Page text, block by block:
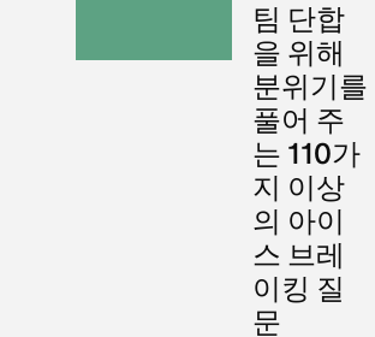
팀 단합
을 위해
분위기를
풀어 주
는 110가
지 이상
의 아이
스 브레
이킹 질
문